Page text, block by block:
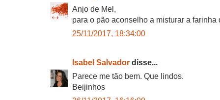
Anjo de Mel,
para o pão aconselho a misturar a farinha
25/11/2017, 18:34:00
Isabel Salvador disse...
Parece me tão bem. Que lindos.
Beijinhos